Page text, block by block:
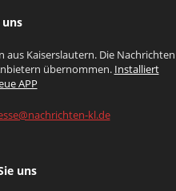
Kaiserslautern. Die Nachrichten
übernommen. Installiert
APP
kl.de
uns